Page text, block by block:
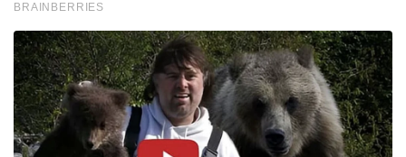
BRAINBERRIES